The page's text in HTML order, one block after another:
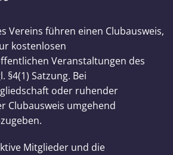
Vereins führen einen Clubausweis,
kostenlosen
Veranstaltungen des
§4(1) Satzung. Bei
oder ruhender
Clubausweis umgehend
Mitglieder und die